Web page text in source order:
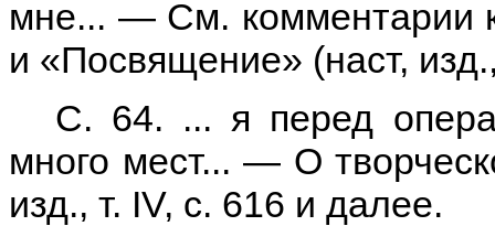
мне... — См. комментарии
и «Посвящение» (наст,
С. 64. ... я перед
много мест... — О
изд., т. IV, с. 616 и далее.